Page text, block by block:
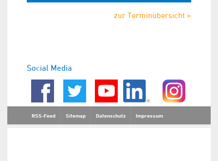
zur Terminübersicht »
Social Media
RSS-Feed Sitemap Datenschutz Impressum